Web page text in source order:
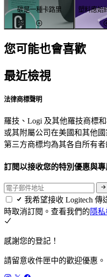
碳是一種卡路里 塑料應始
您可能也會喜歡
最近檢視
法律商標聲明
羅技、Logi 及其他羅技商標
或其附屬公司在美國和其他
第三方商標均為其各自所有者
訂閱以接收您的特別優惠與專
我希望接收 Logitech
時取消訂閱。查看我們的隱
感謝您的登記！
請留意收件匣中的歡迎優惠。